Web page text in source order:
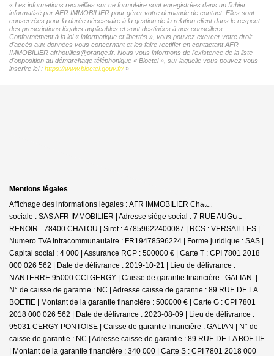
« Les informations recueillies sur ce formulaire sont enregistrées dans un fichier
informatisé par AFR IMMOBILIER pour gérer votre demande de contact. Elles sont
conservées pour la durée nécessaire à la gestion de la relation client dans le respect
des prescriptions légales applicables et sont destinées à nos conseillers
Conformément à la loi « informatique et libertés », vous pouvez exercer votre droit
d'accès aux données vous concernant et les faire rectifier en contactant AFR
IMMOBILIER afrhouilles@orange.fr. Nous vous informons de l'existence de la liste
d'opposition au démarchage téléphonique « Bloctel », sur laquelle vous pouvez vous
inscrire ici : https://www.bloctel.gouv.fr/»
Mentions légales
Affichage des informations légales : AFR IMMOBILIER Chatou | Raison
sociale : SAS AFR IMMOBILIER | Adresse siège social : 7 RUE AUGUSTE
RENOIR - 78400 CHATOU | Siret : 47859622400087 | RCS : VERSAILLES |
Numero TVA Intracommunautaire : FR19478596224 | Forme juridique : SAS |
Capital social : 4 000 | Assurance RCP : 500000 € | Carte T : CPI 7801 2018
000 026 562 | Date de délivrance : 2019-10-21 | Lieu de délivrance :
NANTERRE 95000 CCI GERGY | Caisse de garantie financière : GALIAN. |
N° de caisse de garantie : NC | Adresse caisse de garantie : 89 RUE DE LA
BOETIE | Montant de la garantie financière : 500000 € | Carte G : CPI 7801
2018 000 026 562 | Date de délivrance : 2023-08-09 | Lieu de délivrance :
95031 CERGY PONTOISE | Caisse de garantie financière : GALIAN | N° de
caisse de garantie : NC | Adresse caisse de garantie : 89 RUE DE LA BOETIE
| Montant de la garantie financière : 340 000 | Carte S : CPI 7801 2018 000